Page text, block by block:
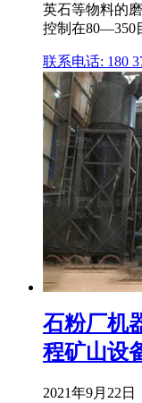
英石等物料的
控制在80—350
联系电话: 180
石粉厂机
程矿山设
2021年9月22